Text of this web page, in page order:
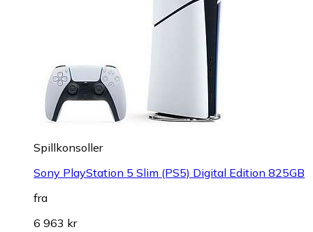
Spillkonsoller
Sony PlayStation 5 Slim (PS5) Digital Edition 825GB
fra
6 963 kr